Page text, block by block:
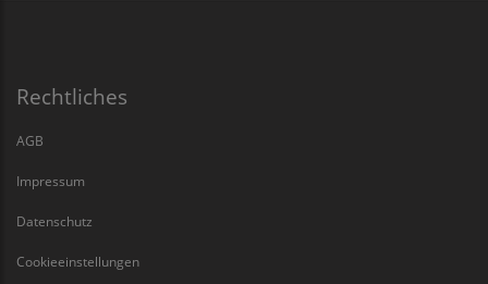
Rechtliches
AGB
Impressum
Datenschutz
Cookieeinstellungen